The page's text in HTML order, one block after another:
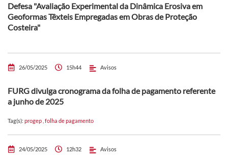
Defesa "Avaliação Experimental da Dinâmica Erosiva em
Geoformas Têxteis Empregadas em Obras de Proteção
Costeira"
26/05/2025 15h44 Avisos
FURG divulga cronograma da folha de pagamento referente
a junho de 2025
Tag(s): progep folha de pagamento
24/05/2025 12h32 Avisos